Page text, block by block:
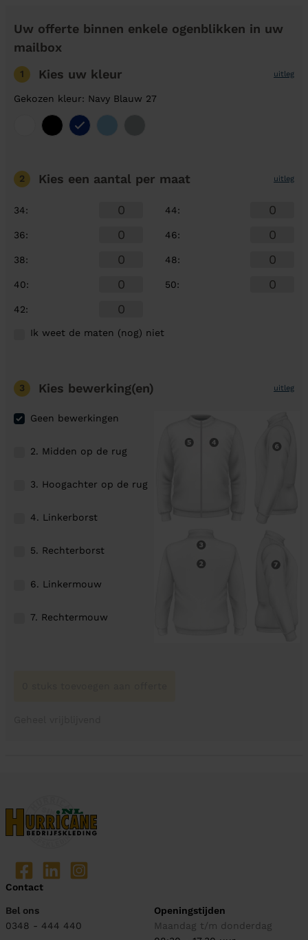
Uw offerte binnen enkele ogenblikken in uw
mailbox
1 Kies uw kleur uitleg
Gekozen kleur: Navy Blauw 27
2 Kies een aantal per maat uitleg
34:
36:
38:
40:
42:
44:
46:
48:
50:
Ik weet de maten (nog) niet
3 Kies bewerking(en) uitleg
Geen bewerkingen
2. Midden op de rug
3. Hoogachter op de rug
4. Linkerborst
5. Rechterborst
6. Linkermouw
7. Rechtermouw
Contact
Bel ons
0348 - 444 440
Openingstijden
Maandag t/m donderdag